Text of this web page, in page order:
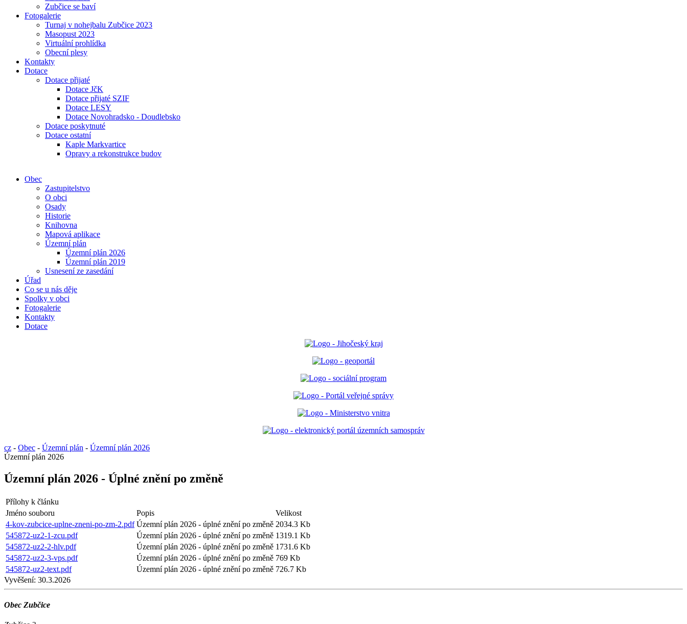
Zubčice se baví
Fotogalerie
Turnaj v nohejbalu Zubčice 2023
Masopust 2023
Virtuální prohlídka
Obecní plesy
Kontakty
Dotace
Dotace přijaté
Dotace JčK
Dotace přijaté SZIF
Dotace LESY
Dotace Novohradsko - Doudlebsko
Dotace poskytnuté
Dotace ostatní
Kaple Markvartice
Opravy a rekonstrukce budov
Obec
Zastupitelstvo
O obci
Osady
Historie
Knihovna
Mapová aplikace
Územní plán
Územní plán 2026
Územní plán 2019
Usnesení ze zasedání
Úřad
Co se u nás děje
Spolky v obci
Fotogalerie
Kontakty
Dotace
cz - Obec - Územní plán - Územní plán 2026
Územní plán 2026
Územní plán 2026 - Úplné znění po změně
Přílohy k článku
Jméno souboru
Popis
Velikost
4-kov-zubcice-uplne-zneni-po-zm-2.pdf Územní plán 2026 - úplné znění po změně 2034.3 Kb
545872-uz2-1-zcu.pdf
Územní plán 2026 - úplné znění po změně 1319.1 Kb
545872-uz2-2-hlv.pdf
Územní plán 2026 - úplné znění po změně 1731.6 Kb
545872-uz2-3-vps.pdf
Územní plán 2026 - úplné znění po změně 769 Kb
545872-uz2-text.pdf
Územní plán 2026 - úplné znění po změně 726.7 Kb
Vyvěšení: 30.3.2026
Obec Zubčice